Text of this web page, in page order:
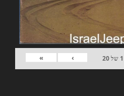
1 של20
›
»